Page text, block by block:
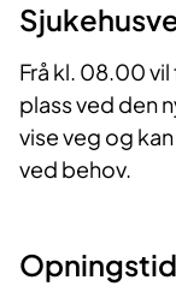
Frå kl. 08.00
plass ved den
vise veg og
ved behov.